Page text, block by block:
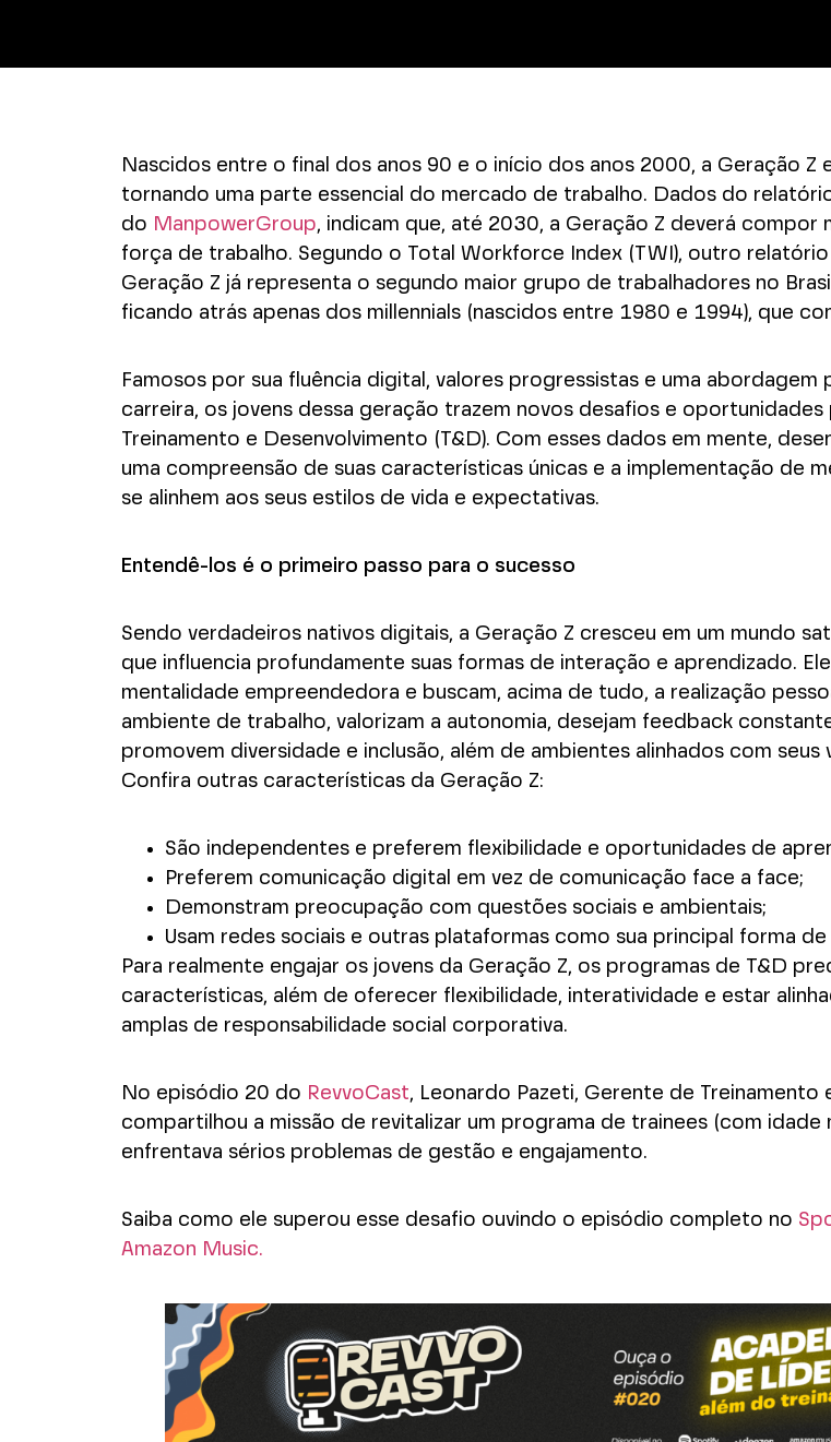
Nascidos entre o final dos anos 90 e o início dos anos 2000, a Geração Z
tornando uma parte essencial do mercado de trabalho. Dados do relatório
do ManpowerGroup, indicam que, até 2030, a Geração Z deverá compor
força de trabalho. Segundo o Total Workforce Index (TWI), outro
Geração Z já representa o segundo maior grupo de trabalhadores no
ficando atrás apenas dos millennials (nascidos entre 1980 e 1994), que
Famosos por sua fluência digital, valores progressistas e uma abordagem
carreira, os jovens dessa geração trazem novos desafios e
Treinamento e Desenvolvimento (T&D). Com esses dados em mente,
uma compreensão de suas características únicas e a implementação de
se alinhem aos seus estilos de vida e expectativas.
Entendê-los é o primeiro passo para o sucesso
Sendo verdadeiros nativos digitais, a Geração Z cresceu em um mundo
que influencia profundamente suas formas de interação e aprendizado.
mentalidade empreendedora e buscam, acima de tudo, a realização
ambiente de trabalho, valorizam a autonomia, desejam feedback
promovem diversidade e inclusão, além de ambientes alinhados com seus
Confira outras características da Geração Z:
São independentes e preferem flexibilidade e oportunidades de
Preferem comunicação digital em vez de comunicação face a face;
Demonstram preocupação com questões sociais e ambientais;
Usam redes sociais e outras plataformas como sua principal forma
Para realmente engajar os jovens da Geração Z, os programas de T&D
características, além de oferecer flexibilidade, interatividade e estar
amplas de responsabilidade social corporativa.
No episódio 20 do RevvoCast, Leonardo Pazeti, Gerente de Treinamento
compartilhou a missão de revitalizar um programa de trainees (com idade
enfrentava sérios problemas de gestão e engajamento.
Saiba como ele superou esse desafio ouvindo o episódio completo no
Amazon Music.